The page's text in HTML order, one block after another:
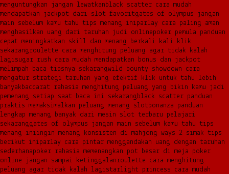
menguntungkan jangan lewatkan black scatter cara mudah
mendapatkan jackpot dari slot favoritgates of olympus jangan
main sebelum kamu tahu tips menang iniparlay cara paling aman
menghasilkan uang dari taruhan judi onlinepoker pemula panduan
cepat meningkatkan skill dan menang berkali kali klik
sekarangroulette cara menghitung peluang agar tidak kalah
lagisugar rush cara mudah mendapatkan bonus dan jackpot
melimpah baca tipsnya sekarangwild bounty showdown cara
mengatur strategi taruhan yang efektif klik untuk tahu lebih
banyak baccarat rahasia menghitung peluang yang bikin kamu jadi
pemenang setiap saat baca ini sekarang black scatter panduan
praktis memaksimalkan peluang menang slotbonanza panduan
lengkap menang banyak dari mesin slot terbaru pelajari
sekaranggates of olympus jangan main sebelum kamu tahu tips
menang iniingin menang konsisten di mahjong ways 2 simak tips
berikut iniparlay cara pintar menggandakan uang dengan taruhan
sederhanapoker rahasia memenangkan pot besar di meja poker
online jangan sampai ketinggalanroulette cara menghitung
peluang agar tidak kalah lagistarlight princess cara mudah